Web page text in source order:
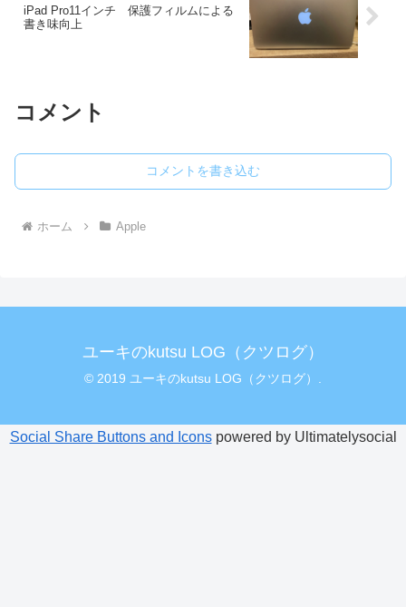
iPad Pro11インチ 保護フィルムによる
書き味向上
コメント
コメントを書き込む
ホーム Apple
ユーキのkutsu LOG（クツログ）
© 2019 ユーキのkutsu LOG（クツログ）.
Social Share Buttons and Iconspowered by Ultimatelysocial